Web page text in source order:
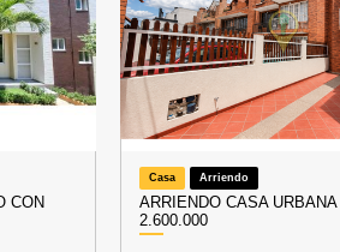
CON
Casa Arriendo
ARRIENDO CASA URBANA
2.600.000